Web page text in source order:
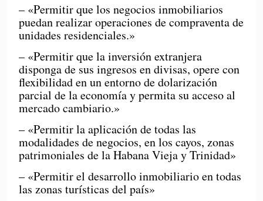
– «Permitir que los negocios inmobiliarios
puedan realizar operaciones de compraventa de
unidades residenciales.»
– «Permitir que la inversión extranjera
disponga de sus ingresos en divisas, opere con
flexibilidad en un entorno de dolarización
parcial de la economía y permita su acceso al
mercado cambiario.»
– «Permitir la aplicación de todas las
modalidades de negocios, en los cayos, zonas
patrimoniales de la Habana Vieja y Trinidad»
– «Permitir el desarrollo inmobiliario en todas
las zonas turísticas del país»